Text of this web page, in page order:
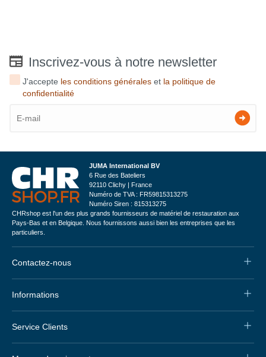
Inscrivez-vous à notre newsletter
J'accepte les conditions générales et la politique de
confidentialité
JUMA International BV
6 Rue des Bateliers
92110 Clichy | France
Numéro de TVA : FR59815313275
Numéro Siren : 815313275
CHRshop est l'un des plus grands fournisseurs de matériel de restauration aux
Pays-Bas et en Belgique. Nous fournissons aussi bien les entreprises que les
particuliers.
Contactez-nous
Informations
Service Clients